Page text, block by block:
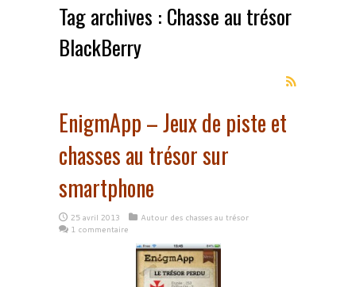
Tag archives : Chasse au trésor
BlackBerry
EnigmApp – Jeux de piste et
chasses au trésor sur
smartphone
25 avril 2013
Autour des chasses au trésor
1 commentaire